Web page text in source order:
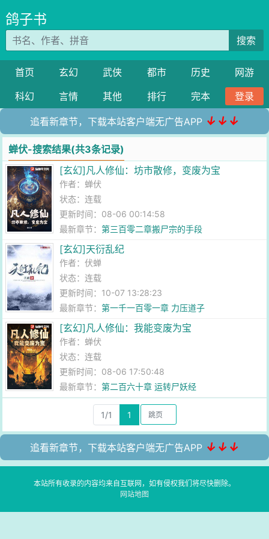
鸽子书
搜索
首页 玄幻 武侠 都市 历史
网游
科幻
言情 其他 排行 完本 登录
追看新章节，下载本站客户端无广告APP ↓↓↓
蝉伏-搜索结果(共3条记录)
[玄幻]凡人修仙：坊市散修，变废为宝
作者： 蝉伏
状态：连载
更新时间：08-06 00:14:58
最新章节：第三百零二章搬尸宗的手段
[玄幻]天衍乱纪
作者：伏蝉
状态：连载
更新时间：10-07 13:28:23
最新章节：第一千一百零一章 力压道子
[玄幻]凡人修仙：我能变废为宝
作者： 蝉伏
状态：连载
更新时间：08-06 17:50:48
最新章节：第二百六十章 运转尸妖经
1/1 1
追看新章节，下载本站客户端无广告APP ↓↓↓
本站所有收录的内容均来自互联网，如有侵权我们将尽快删除。
网站地图